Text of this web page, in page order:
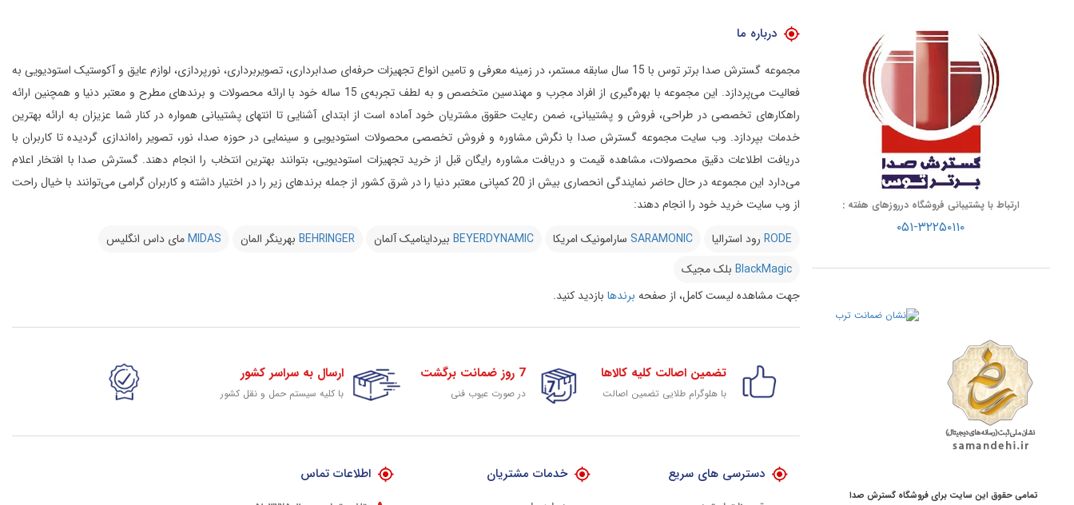
ارتباط با پشتیبانی فروشگاه درروزهای هفته :
۰۵۱-۳۲۲۵۰۱۱۰
تمامی حقوق این سایت برای فروشگاه گسترش صدا
درباره ما
مجموعه گسترش صدا برتر توس با 15 سال سابقه مستمر، در زمینه معرفی و تامین انواع تجهیزات حرفه‌ای صدابرداری، تصویربرداری، نورپردازی، لوازم عایق و آکوستیک استودیویی به
فعالیت می‌پردازد.
این مجموعه با بهره‌گیری از افراد مجرب و مهندسین متخصص و به لطف تجربه‌ی 15 ساله خود با ارائه محصولات و برندهای مطرح و معتبر دنیا و همچنین ارائه
راهکارهای تخصصی در طراحی، فروش و پشتیبانی، ضمن رعایت حقوق مشتریان خود آماده است از ابتدای آشنایی تا انتهای پشتیبانی همواره در کنار شما عزیزان به ارائه بهترین
خدمات بپردازد. وب سایت مجموعه گسترش صدا با نگرش مشاوره و فروش تخصصی محصولات استودیویی و سینمایی در حوزه صدا، نور، تصویر راه‌اندازی گردیده تا کاربران با
دریافت اطلاعات دقیق محصولات، مشاهده قیمت و دریافت مشاوره رایگان قبل از خرید تجهیزات استودیویی، بتوانند بهترین انتخاب را انجام دهند. گسترش صدا با افتخار اعلام
می‌دارد این مجموعه در حال حاضر نمایندگی انحصاری بیش از 20 کمپانی معتبر دنیا را در شرق کشور از جمله برندهای زیر را در اختیار داشته و کاربران گرامی می‌توانند با خیال راحت
از وب سایت خرید خود را انجام دهند:
RODE رود استرالیا SARAMONIC سارامونیک امریکا BEYERDYNAMIC بیرداینامیک آلمان BEHRINGER بهرینگر المان MIDAS مای داس انگلیس
BlackMagic بلک مجیک
جهت مشاهده لیست کامل، از صفحه برندها بازدید کنید.
تضمین اصالت کلیه کالاها
با هلوگرام طلایی تضمین اصالت
7 روز ضمانت برگشت
در صورت عیوب فنی
ارسال به سراسر کشور
با کلیه سیستم حمل و نقل کشور
پشتیبانی حرفه ای کلیه کالای سایت
دسترسی های سریع خدمات مشتریان اطلاعات تماس